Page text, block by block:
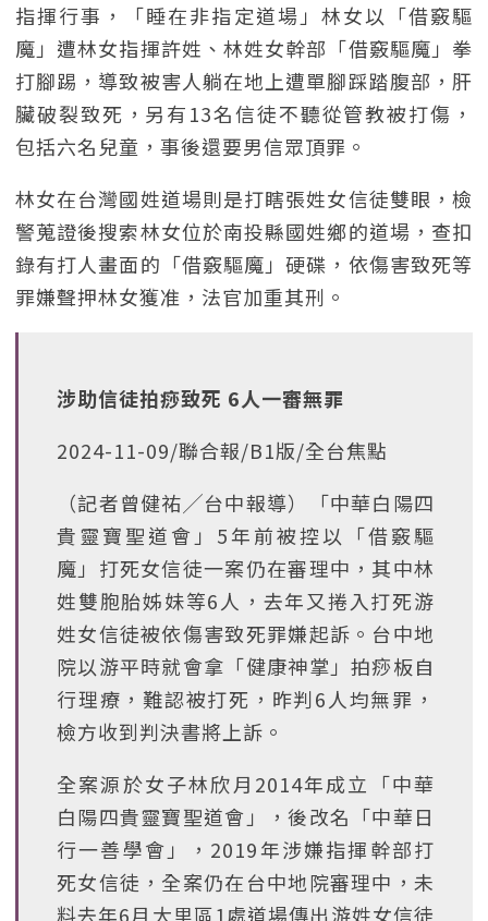
指揮行事，「睡在非指定道場」林女以「借竅驅
魔」遭林女指揮許姓、林姓女幹部「借竅驅魔」拳
打腳踢，導致被害人躺在地上遭單腳踩踏腹部，肝
臟破裂致死，另有13名信徒不聽從管教被打傷，
包括六名兒童，事後還要男信眾頂罪。
林女在台灣國姓道場則是打瞎張姓女信徒雙眼，檢
警蒐證後搜索林女位於南投縣國姓鄉的道場，查扣
錄有打人畫面的「借竅驅魔」硬碟，依傷害致死等
罪嫌聲押林女獲准，法官加重其刑。
涉助信徒拍痧致死 6人一審無罪
2024-11-09/聯合報/B1版/全台焦點
（記者曾健祐╱台中報導）「中華白陽四
貴靈寶聖道會」5年前被控以「借竅驅
魔」打死女信徒一案仍在審理中，其中林
姓雙胞胎姊妹等6人，去年又捲入打死游
姓女信徒被依傷害致死罪嫌起訴。台中地
院以游平時就會拿「健康神掌」拍痧板自
行理療，難認被打死，昨判6人均無罪，
檢方收到判決書將上訴。
全案源於女子林欣月2014年成立「中華
白陽四貴靈寶聖道會」，後改名「中華日
行一善學會」，2019年涉嫌指揮幹部打
死女信徒，全案仍在台中地院審理中，未
料去年6月大里區1處道場傳出游姓女信徒